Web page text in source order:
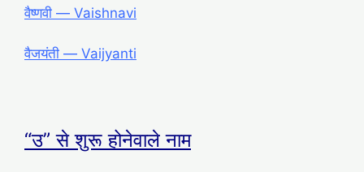
वैष्णवी ― Vaishnavi
वैजयंती ― Vaijyanti
“उ” से शुरू होनेवाले नाम